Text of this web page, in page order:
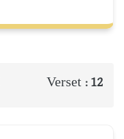
Verset : 12